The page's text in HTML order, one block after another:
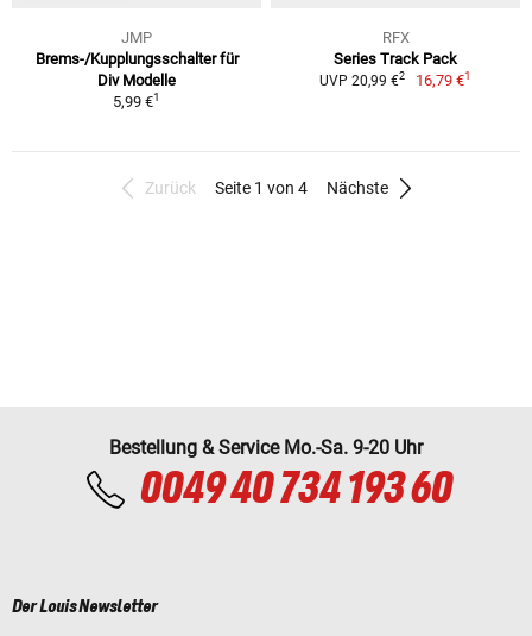
JMP
Brems-/Kupplungsschalter für
Div Modelle
5,99 €1
RFX
Series Track Pack
UVP 20,99 €2 16,79 €1
Zurück Seite 1 von 4 Nächste
Bestellung & Service Mo.-Sa. 9-20 Uhr
0049 40 734 193 60
Der Louis Newsletter